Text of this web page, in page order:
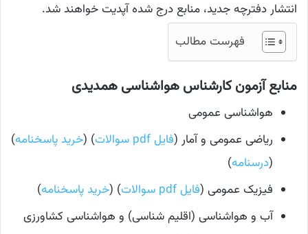
انتشار دفترچه جدید، منابع درج شده آپدیت خواهند شد.
فهرست مطالب
منابع آزمون کارشناس هواشناسی همدیدی
هواشناسی عمومی
ریاضی عمومی و آمار (فایل pdf سوالات ) (خرید پاسخنامه)
(درسنامه)
فیزیک عمومی (فایل pdf سوالات ) (خرید پاسخنامه)
آب و هواشناسی (اقلیم شناسی) و هواشناسی کشاورزی